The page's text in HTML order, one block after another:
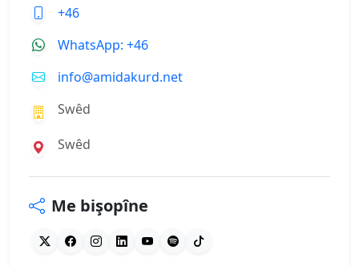
+46
WhatsApp: +46
info@amidakurd.net
Swêd
Swêd
Me bişopîne